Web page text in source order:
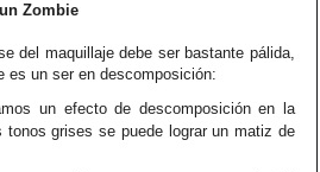
Zombie
del maquillaje debe ser bastante pálida,
es un ser en descomposición:
un efecto de descomposición en la
grises se puede lograr un matiz de